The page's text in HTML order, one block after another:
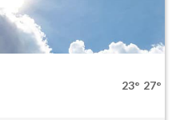
23° 27°